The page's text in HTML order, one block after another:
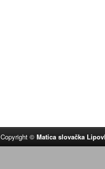
Copyright ©Matica slovačka